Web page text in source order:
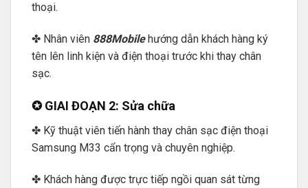
thoại.
✤ Nhân viên 888Mobile hướng dẫn khách hàng ký
tên lên linh kiện và điện thoại trước khi thay chân
sạc.
✪ GIAI ĐOẠN 2: Sửa chữa
✤ Kỹ thuật viên tiến hành thay chân sạc điện thoại
Samsung M33 cẩn trọng và chuyên nghiệp.
✤ Khách hàng được trực tiếp ngồi quan sát từng